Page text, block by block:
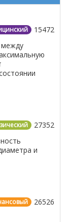
15472
между
27352
и
26526